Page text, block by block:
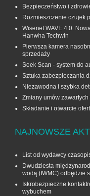
Bezpieczeństwo i
Rozmieszczenie czujek
Wisenet WAVE 4.0.
Hanwha Techwin
Pierwsza kamera
sprzedaży
Seek Scan - system do
Sztuka zabezpieczania
Niezawodna i szybka
Zmiany umów
Składanie i otwarcie
NAJNOWSZE
List od wydawcy
Dwudziesta
wodą (IWMC) odbędzie
Iskrobezpieczne
wybuchem